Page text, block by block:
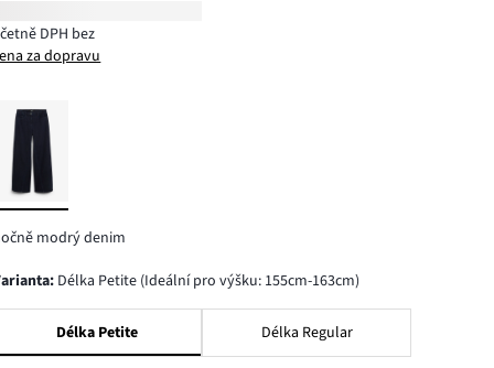
DPH bez
za dopravu
modrý denim
varianta: Délka Petite (Ideální pro výšku: 155cm-163cm)
Délka Petite Délka Regular